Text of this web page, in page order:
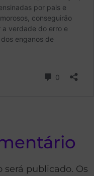
será publicado. Os